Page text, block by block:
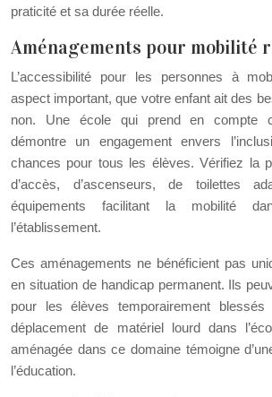
praticité et sa durée réelle.
Aménagements pour mobilité
L’accessibilité pour les personnes à
aspect important, que votre enfant ait des
non. Une école qui prend en compte
démontre un engagement envers
chances pour tous les élèves. Vérifiez la
d’accès, d’ascenseurs, de toilettes
équipements facilitant la mobilité
l’établissement.
Ces aménagements ne bénéficient pas
en situation de handicap permanent. Ils
pour les élèves temporairement
déplacement de matériel lourd dans
aménagée dans ce domaine témoigne
l’éducation.